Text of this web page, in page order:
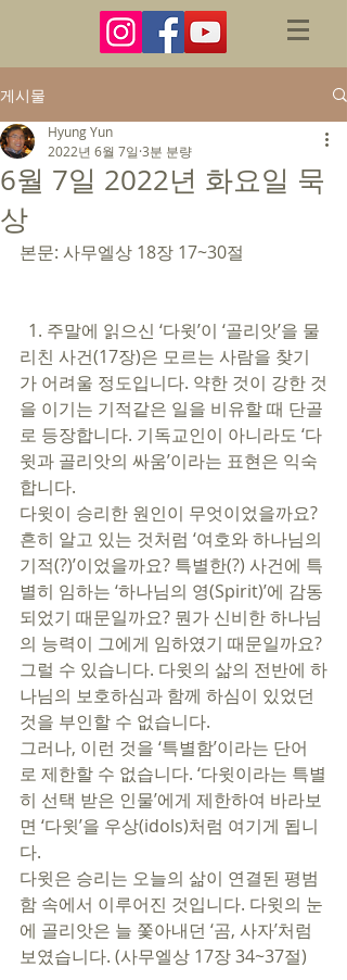
게시물
6월 7일 2022년 화요일 묵
상
Hyung Yun
2022년 6월 7일 3분 분량
본문: 사무엘상 18장 17~30절
리친 사건(17장)은 모르는 사람을 찾기
가 어려울 정도입니다. 약한 것이 강한 것
을 이기는 기적같은 일을 비유할 때 단골
로 등장합니다. 기독교인이 아니라도 ‘다
윗과 골리앗의 싸움’이라는 표현은 익숙
합니다.
다윗이 승리한 원인이 무엇이었을까요?
흔히 알고 있는 것처럼 ‘여호와 하나님의
기적(?)’이었을까요? 특별한(?) 사건에 특
별히 임하는 ‘하나님의 영(Spirit)’에 감동
되었기 때문일까요? 뭔가 신비한 하나님
의 능력이 그에게 임하였기 때문일까요?
그럴 수 있습니다. 다윗의 삶의 전반에 하
나님의 보호하심과 함께 하심이 있었던
것을 부인할 수 없습니다.
그러나, 이런 것을 ‘특별함’이라는 단어
로 제한할 수 없습니다. ‘다윗이라는 특별
히 선택 받은 인물’에게 제한하여 바라보
면 ‘다윗’을 우상(idols)처럼 여기게 됩니
다.
다윗은 승리는 오늘의 삶이 연결된 평범
함 속에서 이루어진 것입니다. 다윗의 눈
에 골리앗은 늘 쫓아내던 ‘곰, 사자’처럼
보였습니다. (사무엘상 17장 34~37절)